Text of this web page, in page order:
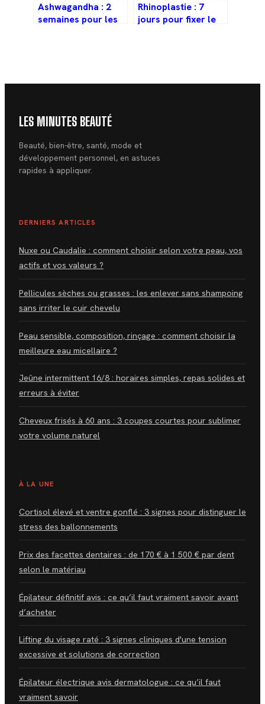
Ashwagandha : 2
semaines pour les
Rhinoplastie : 7
jours pour fixer le
LES MINUTES BEAUTÉ
Beauté, bien-être, santé, mode et
développement personnel, en astuces
rapides à appliquer.
DERNIERS ARTICLES
Nuxe ou Caudalie : comment choisir selon votre peau, vos
actifs et vos valeurs ?
Pellicules sèches ou grasses : les enlever sans shampoing
sans irriter le cuir chevelu
Peau sensible, composition, rinçage : comment choisir la
meilleure eau micellaire ?
Jeûne intermittent 16/8 : horaires simples, repas solides et
erreurs à éviter
Cheveux frisés à 60 ans : 3 coupes courtes pour sublimer
votre volume naturel
À LA UNE
Cortisol élevé et ventre gonflé : 3 signes pour distinguer le
stress des ballonnements
Prix des facettes dentaires : de 170 € à 1 500 € par dent
selon le matériau
Épilateur définitif avis : ce qu’il faut vraiment savoir avant
d’acheter
Lifting du visage raté : 3 signes cliniques d'une tension
excessive et solutions de correction
Épilateur électrique avis dermatologue : ce qu’il faut
vraiment savoir